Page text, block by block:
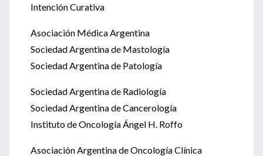
Intención Curativa
Asociación Médica Argentina
Sociedad Argentina de Mastología
Sociedad Argentina de Patología
Sociedad Argentina de Radiología
Sociedad Argentina de Cancerología
Instituto de Oncología Ángel H. Roffo
Asociación Argentina de Oncología Clínica